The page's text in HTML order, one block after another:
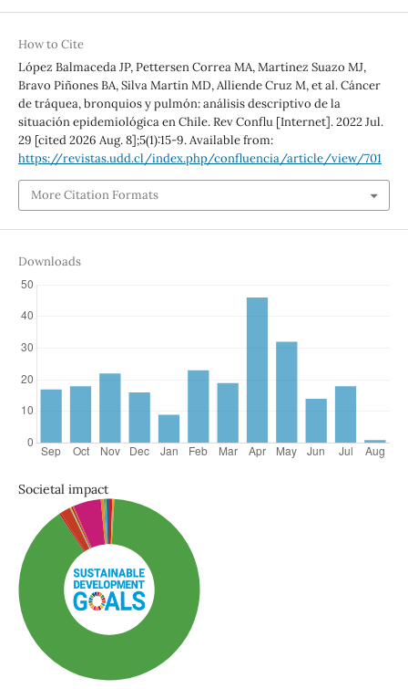
How to Cite
López Balmaceda JP, Pettersen Correa MA, Martinez Suazo MJ,
Bravo Piñones BA, Silva Martin MD, Alliende Cruz M, et al. Cáncer
de tráquea, bronquios y pulmón: análisis descriptivo de la
situación epidemiológica en Chile. Rev Conflu [Internet]. 2022 Jul.
29 [cited 2026 Aug. 8];5(1):15-9. Available from:
https://revistas.udd.cl/index.php/confluencia/article/view/701
More Citation Formats
Downloads
Societal impact